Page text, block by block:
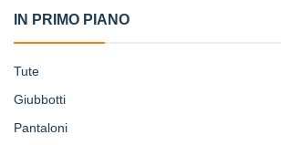
IN PRIMO PIANO
Tute
Giubbotti
Pantaloni